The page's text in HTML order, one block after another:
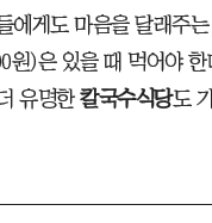
에게도 마음을 달래주
원)은 있을 때 먹어야
유명한 칼국수식당도